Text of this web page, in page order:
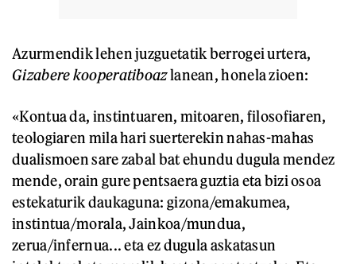
Azurmendik lehen juzguetatik berrogei urtera,
Gizabere kooperatiboazlanean, honela zioen:
«Kontua da, instintuaren, mitoaren, filosofiaren,
teologiaren mila hari suerterekin nahas-mahas
dualismoen sare zabal bat ehundu dugula mendez
mende, orain gure pentsaera guztia eta bizi osoa
estekaturik daukaguna: gizona/emakumea,
instintua/morala, Jainkoa/mundua,
zerua/infernua... eta ez dugula askatasun